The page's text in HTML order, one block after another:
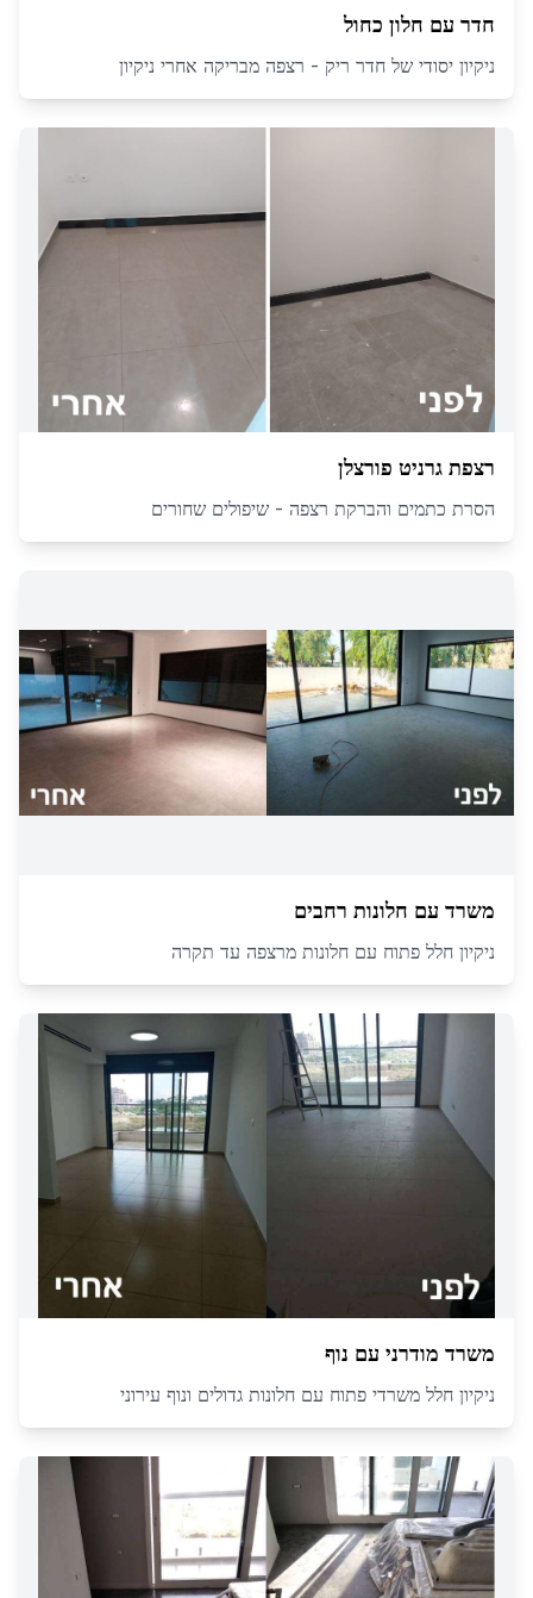
חדר עם חלון כחול
ניקיון יסודי של חדר ריק - רצפה מבריקה אחרי ניקיון
רצפת גרניט פורצלן
הסרת כתמים והברקת רצפה - שיפולים שחורים
משרד עם חלונות רחבים
ניקיון חלל פתוח עם חלונות מרצפה עד תקרה
משרד מודרני עם נוף
ניקיון חלל משרדי פתוח עם חלונות גדולים ונוף עירוני